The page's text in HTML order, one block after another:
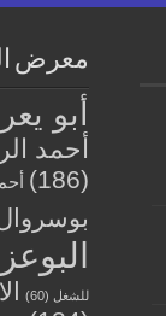
معرض
أبو
أحمد
(186)
للشغل (60)